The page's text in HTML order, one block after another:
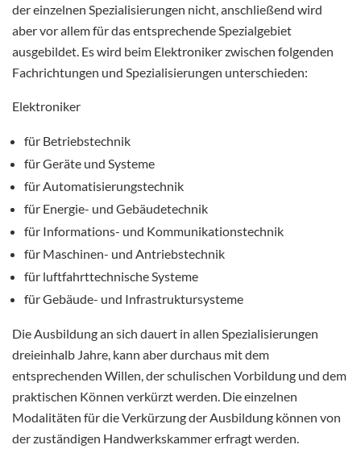
der einzelnen Spezialisierungen nicht, anschließend wird
aber vor allem für das entsprechende Spezialgebiet
ausgebildet. Es wird beim Elektroniker zwischen folgenden
Fachrichtungen und Spezialisierungen unterschieden:
Elektroniker
für Betriebstechnik
für Geräte und Systeme
für Automatisierungstechnik
für Energie- und Gebäudetechnik
für Informations- und Kommunikationstechnik
für Maschinen- und Antriebstechnik
für luftfahrttechnische Systeme
für Gebäude- und Infrastruktursysteme
Die Ausbildung an sich dauert in allen Spezialisierungen
dreieinhalb Jahre, kann aber durchaus mit dem
entsprechenden Willen, der schulischen Vorbildung und dem
praktischen Können verkürzt werden. Die einzelnen
Modalitäten für die Verkürzung der Ausbildung können von
der zuständigen Handwerkskammer erfragt werden.